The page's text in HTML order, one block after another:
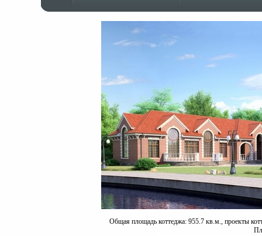
Общая площадь коттеджа: 955.7 кв.м., проекты